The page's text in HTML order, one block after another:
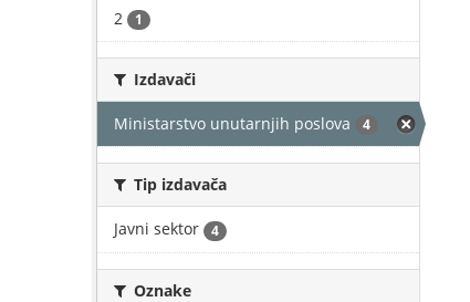
2 1
Izdavači
Ministarstvo unutarnjih poslova 4
Tip izdavača
Javni sektor 4
Oznake